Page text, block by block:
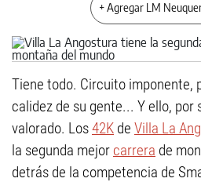
+ Agregar LM
Tiene todo. Circuito imponente,
calidez de su gente... Y ello,
valorado. Los42K de Villa La
la segunda mejor carrera de
detrás de la competencia de